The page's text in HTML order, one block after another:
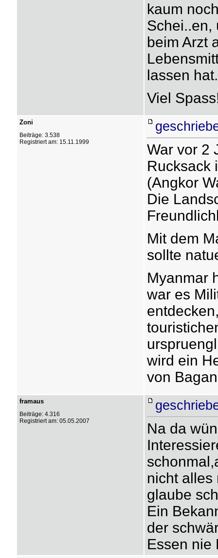
kaum
Schei..en,
beim Arzt
lassen hat.
Viel
Zoni
Beiträge: 3.538
Registriert am: 15.11.1999
War vor 2
Rucksack
(Angkor
Die
Mit dem
sollte
Myanmar
war es
wird ein
von
framaus
Beiträge: 4.316
Registriert am: 05.05.2007
Na da
nicht alles
glaube
Ein
der
Essen